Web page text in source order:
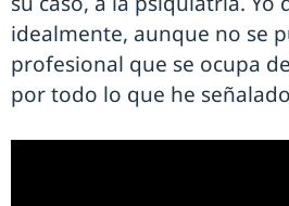
idealmente, aunque no se
profesional que se ocupa
por todo lo que he